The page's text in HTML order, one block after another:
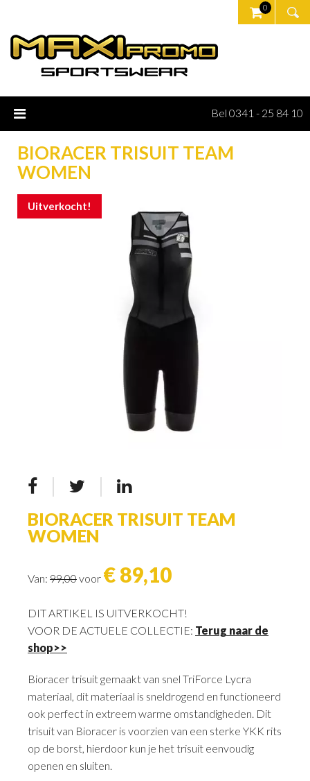
0
Bel 0341 - 25 84 10
BIORACER TRISUIT TEAM
WOMEN
Uitverkocht!
BIORACER TRISUIT TEAM
WOMEN
Van: 99,00voor € 89,10
DIT ARTIKEL IS UITVERKOCHT!
VOOR DE ACTUELE COLLECTIE: Terug naar de
shop>>
Bioracer trisuit gemaakt van snel TriForce Lycra
materiaal, dit materiaal is sneldrogend en functioneerd
ook perfect in extreem warme omstandigheden. Dit
trisuit van Bioracer is voorzien van een sterke YKK rits
op de borst, hierdoor kun je het trisuit eenvoudig
openen en sluiten.